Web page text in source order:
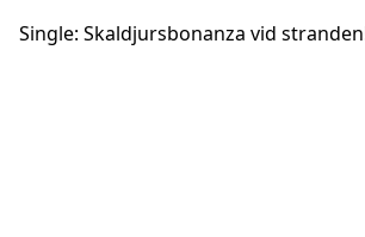
Single: Skaldjursbonanza vid